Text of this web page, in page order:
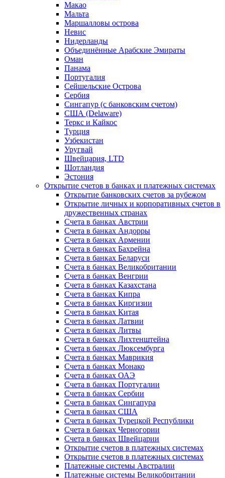
Макао
Мальта
Маршалловы острова
Нeвис
Нидерланды
Объединённые Арабские Эмираты
Оман
Панама
Португалия
Сейшельские Острова
Сербия
Сингапур (c банковским счетом)
США (Delaware)
Теркс и Кайкос
Турция
Узбекистан
Уругвай
Швейцария, LTD
Шотландия
Эстония
Открытие счетов в банках и платежных системах
Открытие банковских счетов за рубежом
Открытие личных и корпоративных счетов в
дружественных странах
Счета в банках Австрии
Счета в банках Андорры
Счета в банках Армении
Счета в банках Бахрейна
Счета в банках Беларуси
Счета в банках Великобритании
Счета в банках Венгрии
Счета в банках Казахстана
Счета в банках Кипра
Счета в банках Киргизии
Счета в банках Китая
Счета в банках Латвии
Счета в банках Литвы
Счета в банках Лихтенштейна
Счета в банках Люксембурга
Счета в банках Маврикия
Счета в банках Монако
Счета в банках ОАЭ
Счета в банках Португалии
Счета в банках Сербии
Счета в банках Сингапура
Счета в банках США
Счета в банках Турецкой Республики
Счета в банках Черногории
Счета в банках Швейцарии
Открытие счетов в платежных системах
Открытие счетов в платежных системах
Платежные системы Австралии
Платежные системы Великобритании